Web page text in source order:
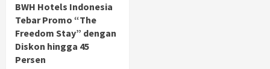
BWH Hotels Indonesia
Tebar Promo “The
Freedom Stay” dengan
Diskon hingga 45
Persen